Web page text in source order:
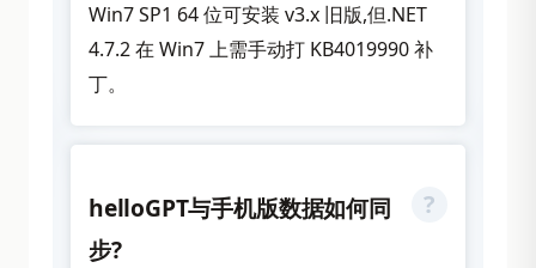
Win7 SP1 64 位可安装 v3.x 旧版,但.NET
4.7.2 在 Win7 上需手动打 KB4019990 补
丁。
helloGPT与手机版数据如何同
步?